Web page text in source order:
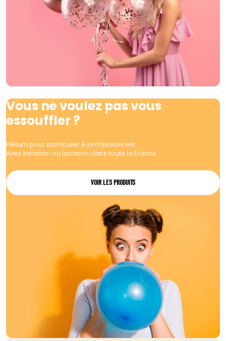
Vous ne voulez pas vous
essouffler ?
Hélium pour particulier & professionnels
Avec livraison ou location dans toute la France
VOIR LES PRODUITS